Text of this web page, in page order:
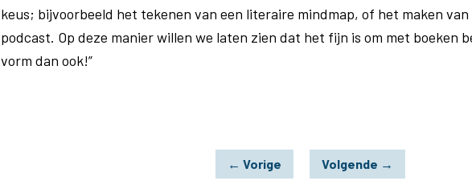
keus; bijvoorbeeld het tekenen van een literaire mindmap, of het maken
podcast. Op deze manier willen we laten zien dat het fijn is om met boeken
vorm dan ook!”
← Vorige Volgende →